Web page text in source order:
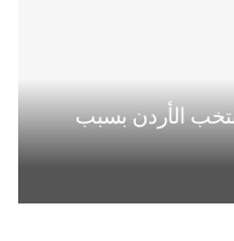
الأردن بسبب